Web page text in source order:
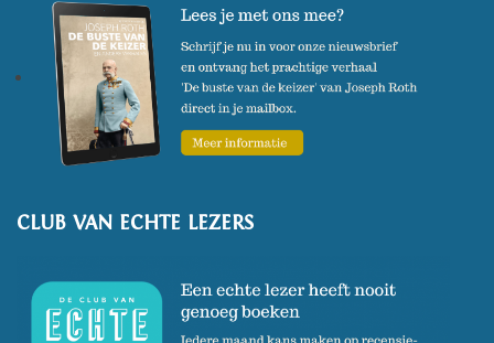
CLUB VAN ECHTE LEZERS